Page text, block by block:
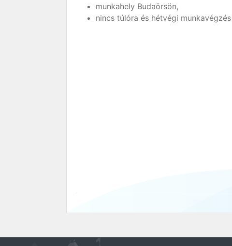
munkahely Budaörsön,
nincs túlóra és hétvégi munkavégzés